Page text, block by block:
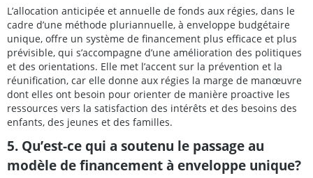
L’allocation anticipée et annuelle de fonds aux régies, dans le
cadre d’une méthode pluriannuelle, à enveloppe budgétaire
unique, offre un système de financement plus efficace et plus
prévisible, qui s’accompagne d’une amélioration des politiques
et des orientations. Elle met l’accent sur la prévention et la
réunification, car elle donne aux régies la marge de manœuvre
dont elles ont besoin pour orienter de manière proactive les
ressources vers la satisfaction des intérêts et des besoins des
enfants, des jeunes et des familles.
5. Qu’est-ce qui a soutenu le passage au
modèle de financement à enveloppe unique?